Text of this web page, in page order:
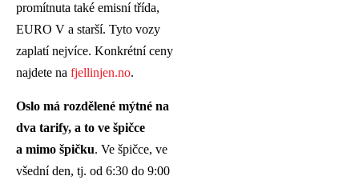
promítnuta také emisní třída,
EURO V a starší. Tyto vozy
zaplatí nejvíce. Konkrétní ceny
najdete na fjellinjen.no.
Oslo má rozdělené mýtné na
dva tarify, a to ve špičce
a mimo špičku. Ve špičce, ve
všední den, tj. od 6:30 do 9:00